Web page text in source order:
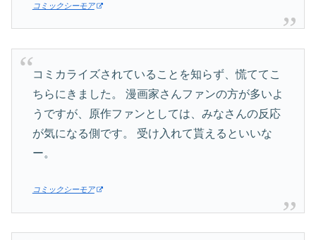
コミックシーモア
コミカライズされていることを知らず、慌ててこ
ちらにきました。 漫画家さんファンの方が多いよ
うですが、原作ファンとしては、みなさんの反応
が気になる側です。 受け入れて貰えるといいな
ー。
コミックシーモア